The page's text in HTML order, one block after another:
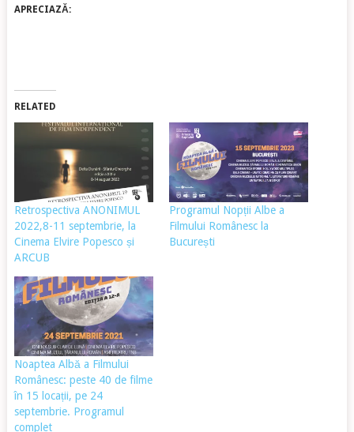
APRECIAZĂ:
RELATED
Retrospectiva ANONIMUL
2022,8-11 septembrie, la
Cinema Elvire Popesco și
ARCUB
Programul Nopții Albe a
Filmului Românesc la
București
Noaptea Albă a Filmului
Românesc: peste 40 de filme
în 15 locații, pe 24
septembrie. Programul
complet